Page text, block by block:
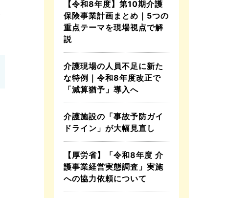
【令和8年度】第10期介護
保険事業計画まとめ｜5つの
重点テーマを現場視点で解
説
介護現場の人員不足に新た
な特例｜令和8年度改正で
「減算猶予」導入へ
介護施設の「事故予防ガイ
ドライン」が大幅見直し
【厚労省】「令和8年度 介
護事業経営実態調査」実施
への協力依頼について